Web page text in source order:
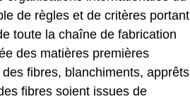
de règles et de critères portant
toute la chaîne de fabrication
des matières premières
fibres, blanchiments, apprêts
fibres soient issues de